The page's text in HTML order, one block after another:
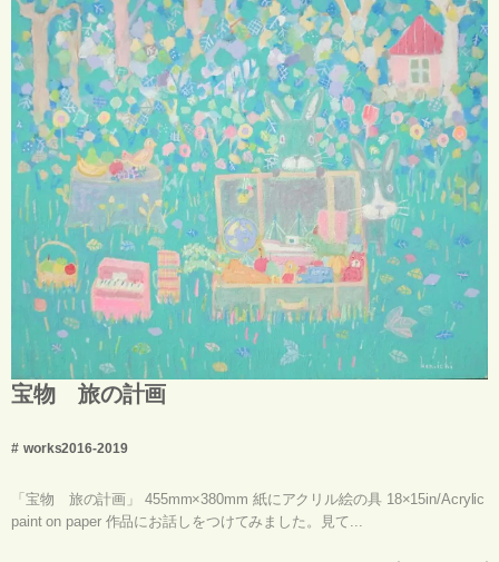
宝物 旅の計画
works2016-2019
「宝物 旅の計画」 455mm×380mm 紙にアクリル絵の具 18×15in/Acrylic
paint on paper 作品にお話しをつけてみました。見て...